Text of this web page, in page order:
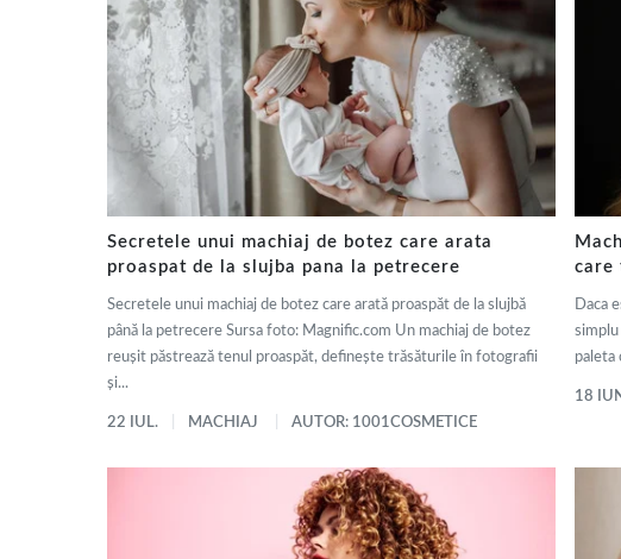
Secretele unui machiaj de botez care arata
proaspat de la slujba pana la petrecere
Secretele unui machiaj de botez care arată proaspăt de la slujbă
până la petrecere Sursa foto: Magnific.com Un machiaj de botez
reușit păstrează tenul proaspăt, definește trăsăturile în fotografii
și...
22 IUL. MACHIAJ AUTOR: 1001COSMETICE
care
Daca
simplu
paleta
18